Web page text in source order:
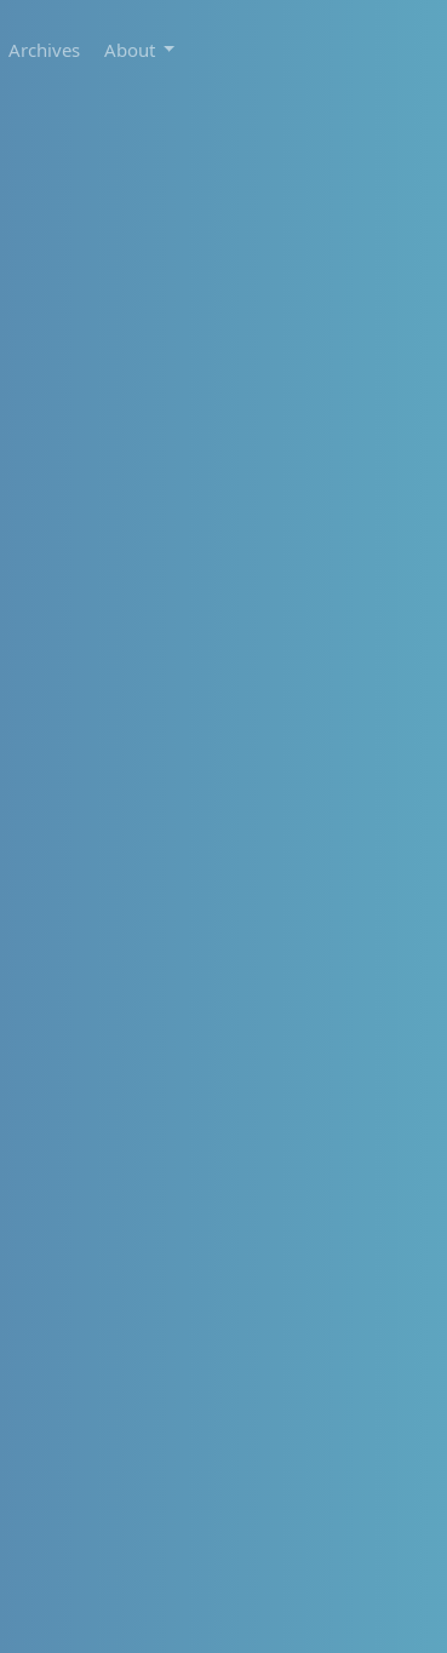
Archives About